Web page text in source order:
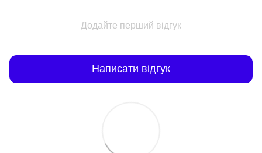
Додайте перший відгук
Написати відгук